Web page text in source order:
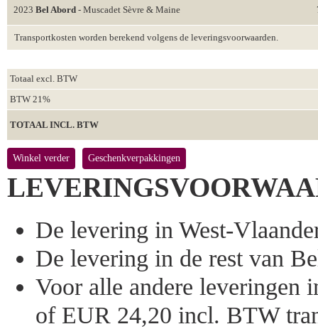
2023 Bel Abord - Muscadet Sèvre & Maine
Transportkosten worden berekend volgens de leveringsvoorwaarden.
Totaal excl. BTW
BTW 21%
TOTAAL INCL. BTW
Winkel verder Geschenkverpakkingen
De levering in West-
De levering in de rest van
Voor alle andere
of EUR 24,20 incl. BTW